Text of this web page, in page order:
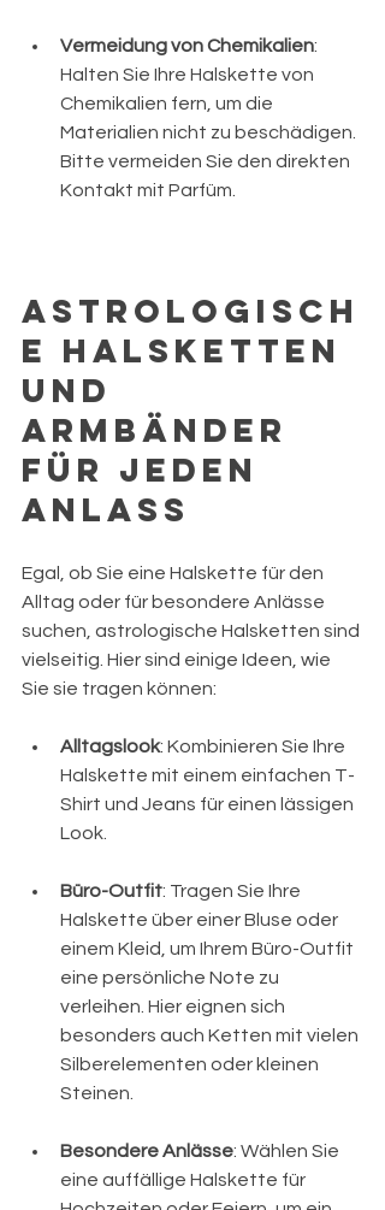
Vermeidung von Chemikalien:
Halten Sie Ihre Halskette von
Chemikalien fern, um die
Materialien nicht zu beschädigen.
Bitte vermeiden Sie den direkten
Kontakt mit Parfüm.
Astrologisch
e Halsketten
und
Armbänder
für jeden
Anlass
Egal, ob Sie eine Halskette für den
Alltag oder für besondere Anlässe
suchen, astrologische Halsketten sind
vielseitig. Hier sind einige Ideen, wie
Sie sie tragen können:
Alltagslook: Kombinieren Sie Ihre
Halskette mit einem einfachen T-
Shirt und Jeans für einen lässigen
Look.
Büro-Outfit: Tragen Sie Ihre
Halskette über einer Bluse oder
einem Kleid, um Ihrem Büro-Outfit
eine persönliche Note zu
verleihen. Hier eignen sich
besonders auch Ketten mit vielen
Silberelementen oder kleinen
Steinen.
Besondere Anlässe: Wählen Sie
eine auffällige Halskette für